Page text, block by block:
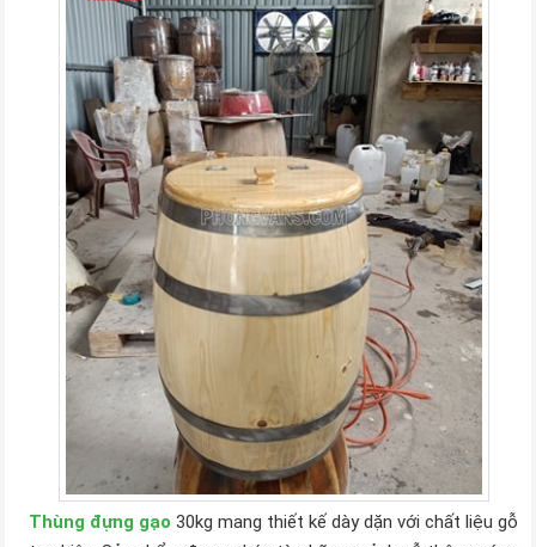
Thùng đựng gạo 30kg mang thiết kế dày dặn với chất liệu gỗ